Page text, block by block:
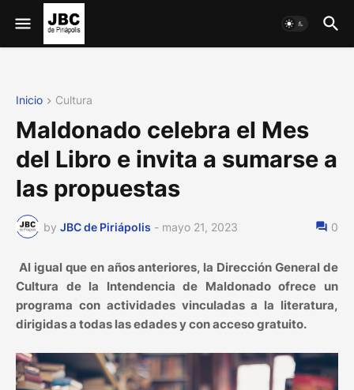
Inicio Cultura
Maldonado celebra el Mes
del Libro e invita a sumarse a
las propuestas
by JBC de Piriápolis - mayo 21, 2023 0
Al igual que en años anteriores, la Dirección General de
Cultura de la Intendencia de Maldonado ofrece un
programa con actividades vinculadas a la literatura,
dirigidas a todas las edades y con acceso gratuito.